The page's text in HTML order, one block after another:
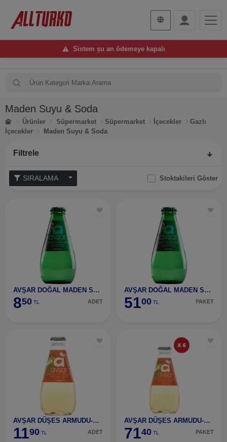
Sistem şu an ödemeye kapalı
Maden Suyu & Soda
Ürünler Süpermarket Süpermarket İçecekler
Gazlı
İçecekler
Maden Suyu & Soda
Filtrele
Stoktakileri Göster
AVŞAR DOĞAL MADEN SUYU SADE 200 ML
850 TL ADET
AVŞAR DOĞAL MADEN SUYU SADE 200 ML 6 ADET
5100 TL PAKET
AVŞAR DÜŞES ARMUDU-NEKTARİ SODA
1190 TL ADET
AVŞAR DÜŞES ARMUDU-NEKTARİ SODA 6 ADET
7140 TL PAKET